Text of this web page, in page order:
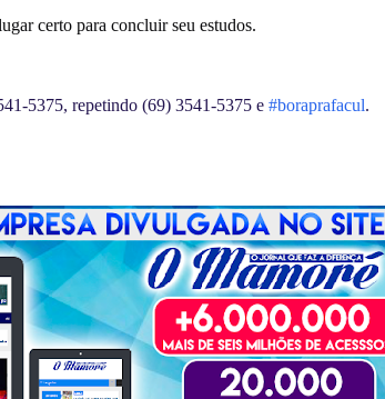
certo para concluir seu estudos.
5375, repetindo (69) 3541-5375 e #boraprafacul.